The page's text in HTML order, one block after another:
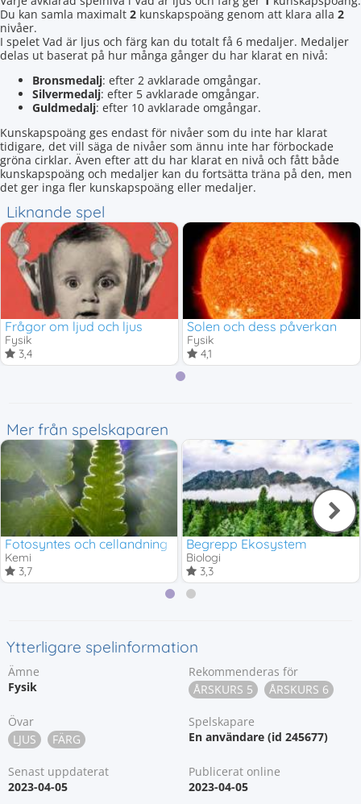
Du kan samla maximalt 2 kunskapspoäng genom att klara alla 2
nivåer.
I spelet Vad är ljus och färg kan du totalt få 6 medaljer. Medaljer
delas ut baserat på hur många gånger du har klarat en nivå:
Bronsmedalj: efter 2 avklarade omgångar.
Silvermedalj: efter 5 avklarade omgångar.
Guldmedalj: efter 10 avklarade omgångar.
Kunskapspoäng ges endast för nivåer som du inte har klarat
tidigare, det vill säga de nivåer som ännu inte har förbockade
gröna cirklar. Även efter att du har klarat en nivå och fått både
kunskapspoäng och medaljer kan du fortsätta träna på den, men
det ger inga fler kunskapspoäng eller medaljer.
Liknande spel
Frågor om ljud och ljus
Fysik
3,4
Solen och dess påverkan
Fysik
4,1
Mer från spelskaparen
Fotosyntes och cellandning
Kemi
3,7
Begrepp Ekosystem
Biologi
3,3
Ytterligare spelinformation
Ämne
Fysik
Rekommenderas för
ÅRSKURS 5
ÅRSKURS 6
Övar
LJUS
FÄRG
Spelskapare
En användare (id 245677)
Senast uppdaterat
2023-04-05
Publicerat online
2023-04-05